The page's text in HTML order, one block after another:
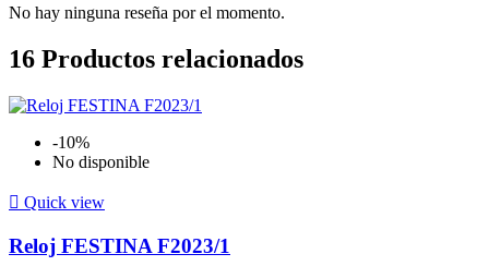
No hay ninguna reseña por el momento.
16 Productos relacionados
-10%
No disponible
 Quick view
Reloj FESTINA F2023/1